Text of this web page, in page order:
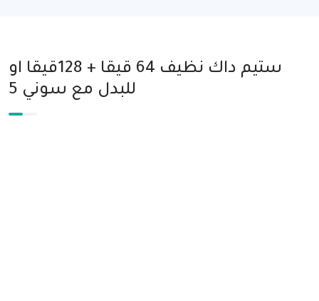
ستيم داك نظيف 64 قيقا + 128قيقا او
للبدل مع سوني 5